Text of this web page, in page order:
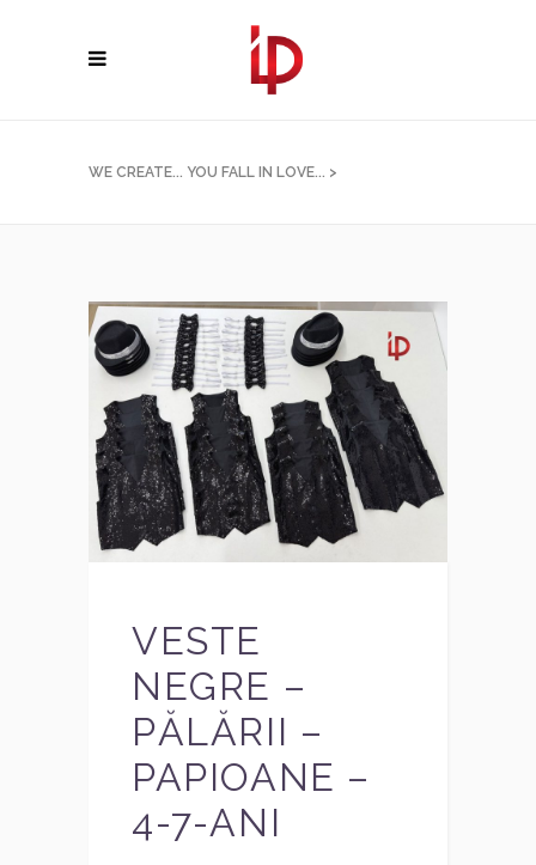
WE CREATE... YOU FALL IN LOVE... >
VESTE
NEGRE –
PĂLĂRII –
PAPIOANE –
4-7-ANI